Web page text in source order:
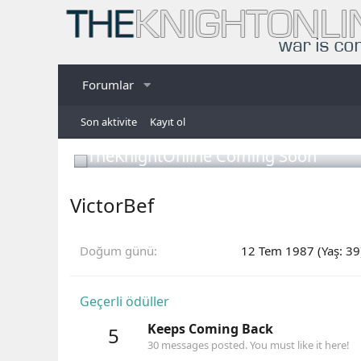
Forumlar
Son aktivite Kayıt ol
TheKnightOnline Coming Soon
VictorBef
Doğum günü 12 Tem 1987 (Yaş:
Geçerli ödüller
5 Keeps Coming Back
30 messages posted. You must like it here!